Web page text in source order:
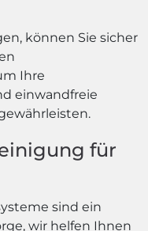
können Sie sicher
Ihre
einwandfreie
für
sind ein
wir helfen Ihnen